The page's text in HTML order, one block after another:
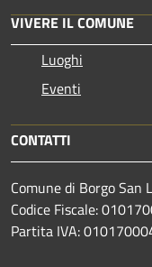
VIVERE IL COMUNE
Luoghi
Eventi
CONTATTI
Comune di Borgo San
Codice Fiscale:
Partita IVA: